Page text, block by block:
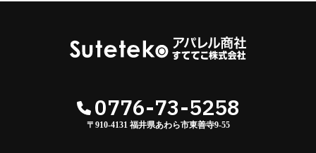
0776-73-5258
〒910-4131 福井県あわら市東善寺9-55